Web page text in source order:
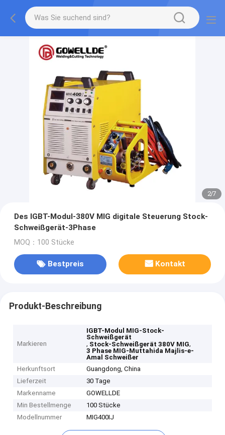
2/7
Des IGBT-Modul-380V MIG digitale Steuerung Stock-
Schweißgerät-3Phase
MOQ：100 Stücke
Bestpreis Kontakt
Produkt-Beschreibung
Markieren
IGBT-Modul MIG-Stock-
Schweißgerät
, Stock-Schweißgerät 380V MIG,
3 Phase MIG-Muttahida Majlis-e-
Amal Schweißer
Herkunftsort
Guangdong, China
Lieferzeit
30 Tage
Markenname
GOWELLDE
Min Bestellmenge
100 Stücke
Modellnummer
MIG400IJ